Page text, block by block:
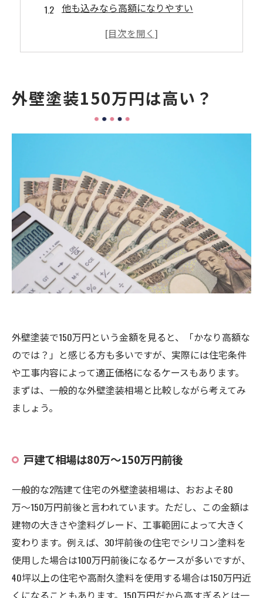
他も込みなら高額になりやすい
高耐久塗料を選ぶと費用は上がる
下地補修やコーキング工事が多い
付帯部工事も含まれている
塗装工程が細かく記載されているか
下地やコーキング工事が含まれているか
保証内容やアフターフォローが明確か
まとめ
外壁塗装150万円は高い？
外壁塗装で150万円という金額を見ると、「かなり高額な
のでは？」と感じる方も多いですが、実際には住宅条件
や工事内容によって適正価格になるケースもあります。
まずは、一般的な外壁塗装相場と比較しながら考えてみ
ましょう。
戸建て相場は80万〜150万円前後
一般的な2階建て住宅の外壁塗装相場は、おおよそ80
万〜150万円前後と言われています。ただし、この金額は
建物の大きさや塗料グレード、工事範囲によって大きく
変わります。例えば、30坪前後の住宅でシリコン塗料を
使用した場合は100万円前後になるケースが多いですが、
40坪以上の住宅や高耐久塗料を使用する場合は150万円近
くになることもあります。150万円だから高すぎるとは一